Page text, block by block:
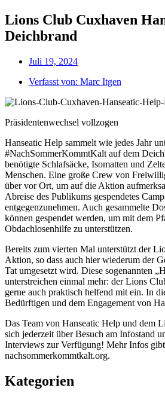
Lions Club Cuxhaven
Deichbrand
Juli 19, 2024
Verfasst von: Marc Itgen
Präsidentenwechsel vollzogen
Hanseatic Help sammelt wie jedes Jahr
#NachSommerKommtKalt auf dem
benötigte Schlafsäcke, Isomatten und
Menschen. Eine große Crew von
über vor Ort, um auf die Aktion
Abreise des Publikums gespendetes
entgegenzunehmen. Auch gesammelte
können gespendet werden, um mit dem
Obdachlosenhilfe zu unterstützen.
Bereits zum vierten Mal unterstützt der
Aktion, so dass auch hier wiederum der
Tat umgesetzt wird. Diese sogenannten
unterstreichen einmal mehr: der Lions
gerne auch praktisch helfend mit ein. In
Bedürftigen und dem Engagement von
Das Team von Hanseatic Help und dem
sich jederzeit über Besuch am Infostand
Interviews zur Verfügung! Mehr Infos
nachsommerkommtkalt.org.
Kategorien